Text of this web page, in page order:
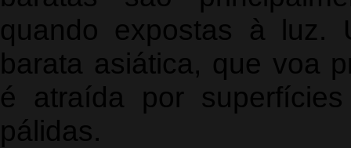
quando expostas à
barata asiática, que voa
é atraída por
pálidas.